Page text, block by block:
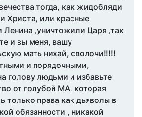
как жидобляди
Христа, или красные
,уничтожили Царя ,так
и вы меня, вашу
мать нихай, сволочи!!!!!
и порядочными,
голову людьми и избавьте
от голубой МА, которая
только права как дьяволы в
обязанности , никакой